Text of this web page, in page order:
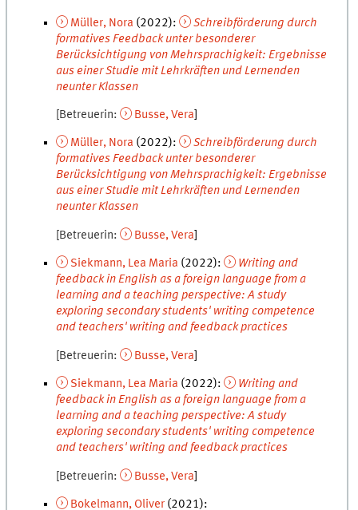
Müller, Nora (2022):
Schreibförderung durch
formatives Feedback unter besonderer
Berücksichtigung von Mehrsprachigkeit: Ergebnisse
aus einer Studie mit Lehrkräften und Lernenden
neunter Klassen
Betreuerin Busse,Vera
Müller, Nora (2022):
Schreibförderung durch
formatives Feedback unter besonderer
Berücksichtigung von Mehrsprachigkeit: Ergebnisse
aus einer Studie mit Lehrkräften und Lernenden
neunter Klassen
Betreuerin Busse,Vera
Siekmann, Lea Maria (2022):
Writing and
feedback in English as a foreign language from a
learning and a teaching perspective: A study
exploring secondary students' writing competence
and teachers' writing and feedback practices
Betreuerin Busse,Vera
Siekmann, Lea Maria (2022):
Writing and
feedback in English as a foreign language from a
learning and a teaching perspective: A study
exploring secondary students' writing competence
and teachers' writing and feedback practices
Betreuerin Busse,Vera
Bokelmann, Oliver (2021):